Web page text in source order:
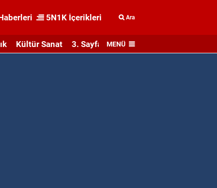
5N1K İçerikleri Ara
Kültür Sanat 3. Sayfa MENÜ